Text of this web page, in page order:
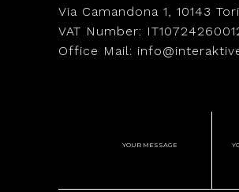
Via Camandona 1, 10143
VAT Number:
Office Mail: